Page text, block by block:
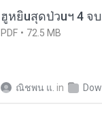
ฮูหยิuสุดป่วuฯ 4 จ
PDF 72.5 MB
ณิชพน แ. in